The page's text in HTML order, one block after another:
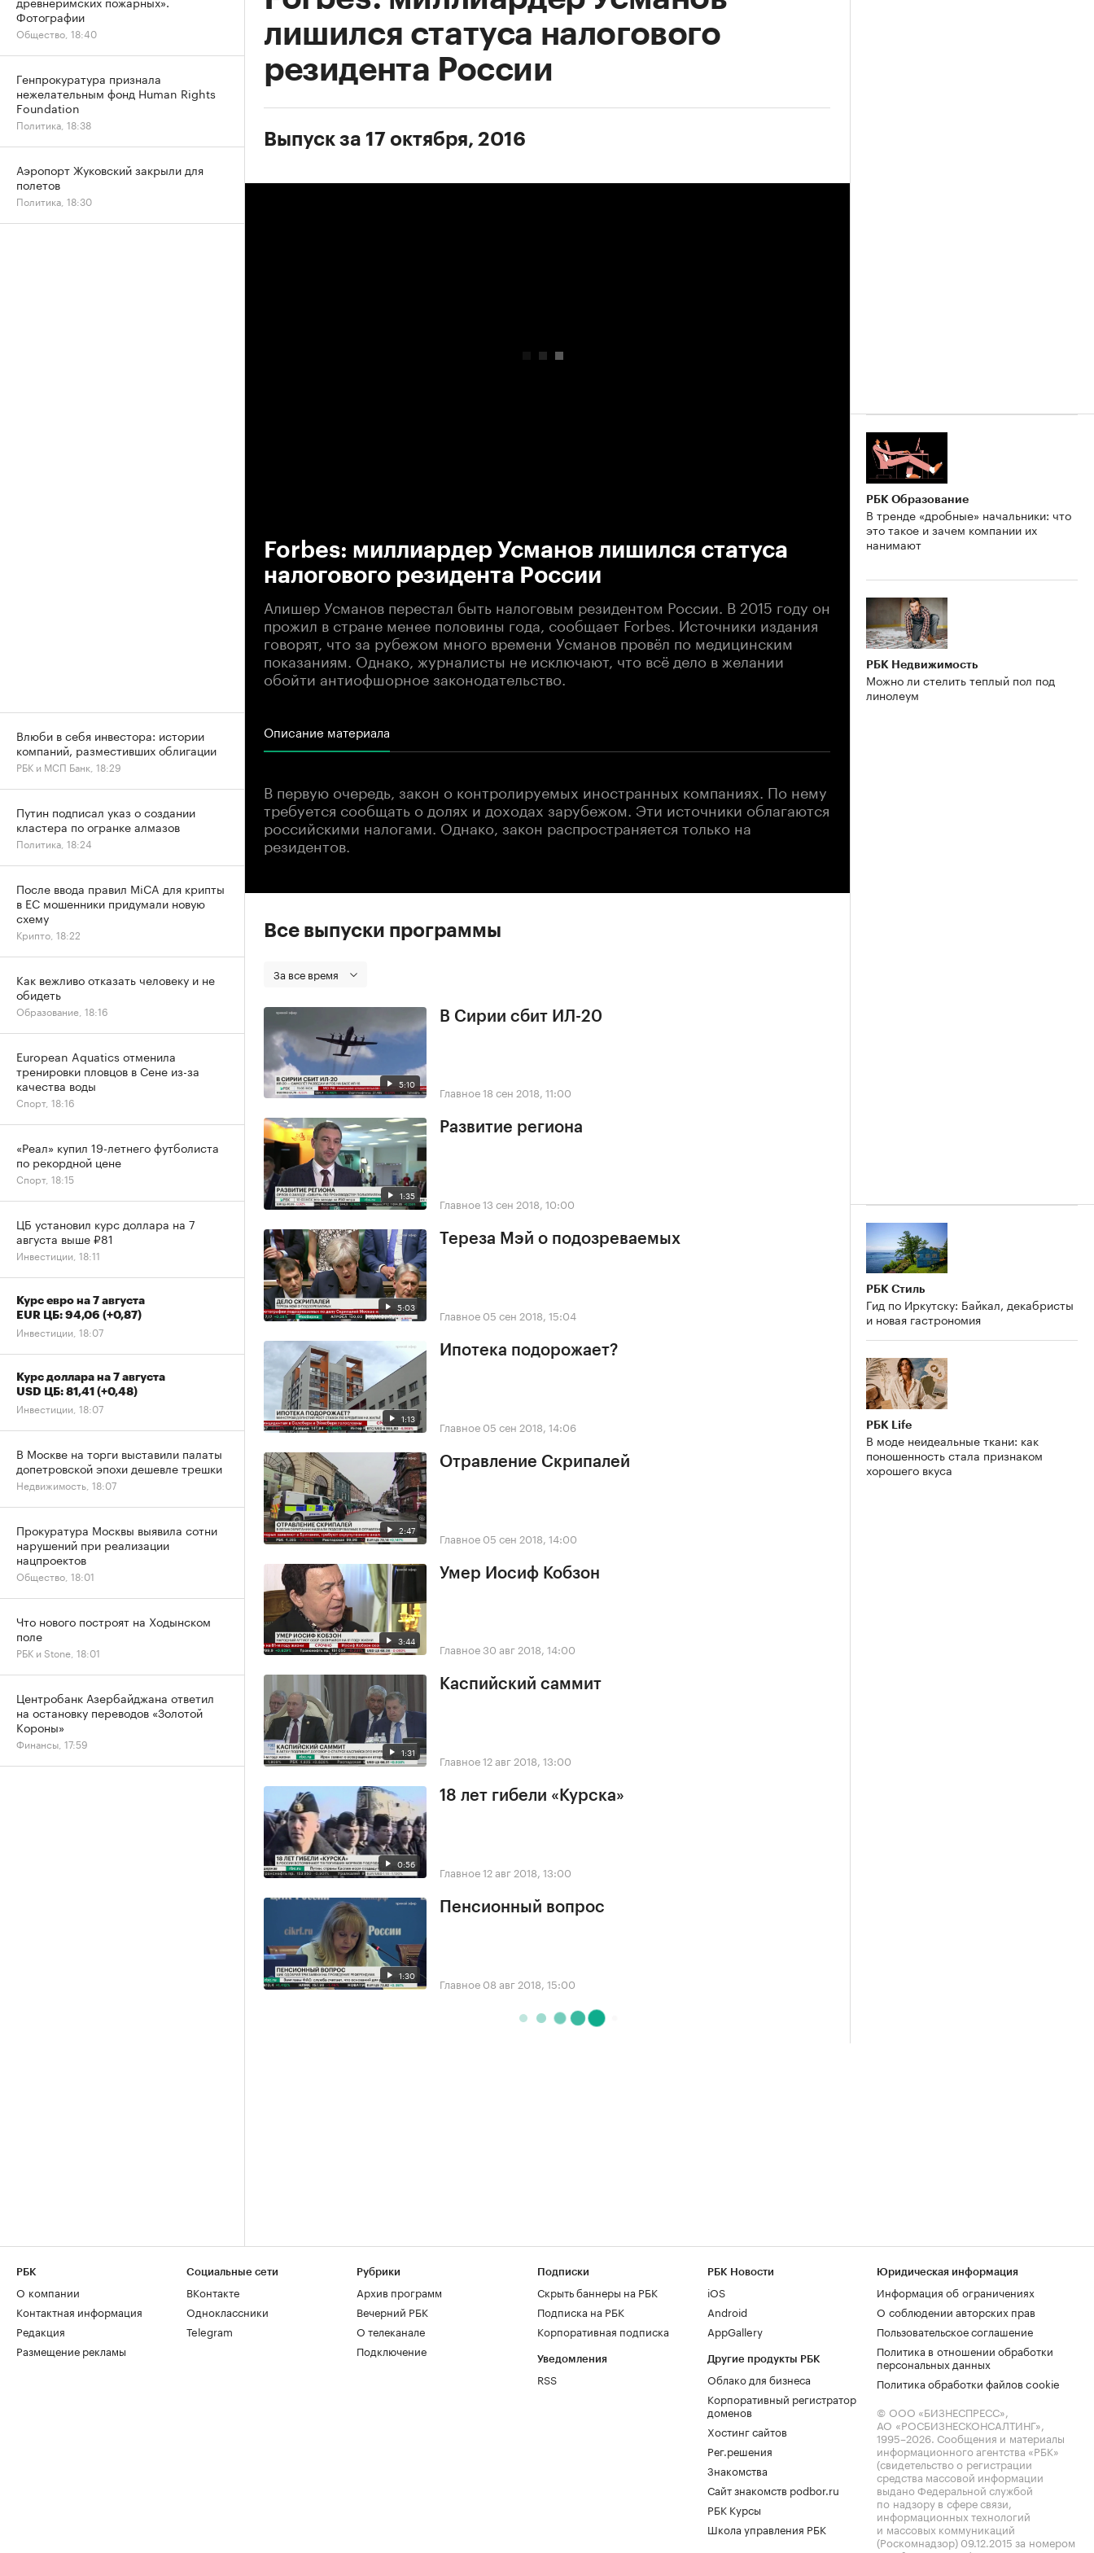
лишился статуса налогового
резидента России
Выпуск за 17 октября, 2016
Forbes: миллиардер Усманов лишился статуса
налогового резидента России
Алишер Усманов перестал быть налоговым резидентом России. В 2015 году он
прожил в стране менее половины года, сообщает Forbes. Источники издания
говорят, что за рубежом много времени Усманов провёл по медицинским
показаниям. Однако, журналисты не исключают, что всё дело в желании
обойти антиофшорное законодательство.
Описание материала
В первую очередь, закон о контролируемых иностранных компаниях. По нему
требуется сообщать о долях и доходах зарубежом. Эти источники облагаются
российскими налогами. Однако, закон распространяется только на
резидентов.
Все выпуски программы
За все время
5:10
В Сирии сбит ИЛ-20
Главное18 сен 2018, 11:00
1:35
Развитие региона
Главное13 сен 2018, 10:00
5:03
Тереза Мэй о подозреваемых
Главное 05 сен 2018, 15:04
1:13
Ипотека подорожает?
Главное 05 сен 2018, 14:06
2:47
Отравление Скрипалей
Главное 05 сен 2018, 14:00
3:44
Умер Иосиф Кобзон
Главное30 авг 2018, 14:00
1:31
Каспийский саммит
Главное12 авг 2018, 13:00
0:56
18 лет гибели «Курска»
Главное12 авг 2018, 13:00
1:30
Пенсионный вопрос
Главное 08 авг 2018, 15:00
РБК Образование
В тренде «дробные» начальники: что
это такое и зачем компании их
нанимают
РБК Недвижимость
Можно ли стелить теплый пол под
линолеум
РБК Стиль
Гид по Иркутску: Байкал, декабристы
и новая гастрономия
РБК Life
В моде неидеальные ткани: как
поношенность стала признаком
хорошего вкуса
Фотографии
Общество, 18:40
Генпрокуратура признала
нежелательным фонд Human Rights
Foundation
Политика, 18:38
Аэропорт Жуковский закрыли для
полетов
Политика, 18:30
Влюби в себя инвестора: истории
компаний, разместивших облигации
РБК и МСП Банк, 18:29
Путин подписал указ о создании
кластера по огранке алмазов
Политика, 18:24
После ввода правил MiCA для крипты
в ЕС мошенники придумали новую
схему
Крипто, 18:22
Как вежливо отказать человеку и не
обидеть
Образование, 18:16
European Aquatics отменила
тренировки пловцов в Сене из-за
качества воды
Спорт, 18:16
«Реал» купил 19-летнего футболиста
по рекордной цене
Спорт, 18:15
ЦБ установил курс доллара на 7
августа выше ₽81
Инвестиции, 18:11
Курс евро на 7 августа
EUR ЦБ: 94,06 (+0,87)
Инвестиции, 18:07
Курс доллара на 7 августа
USD ЦБ: 81,41 (+0,48)
Инвестиции, 18:07
В Москве на торги выставили палаты
допетровской эпохи дешевле трешки
Недвижимость, 18:07
Прокуратура Москвы выявила сотни
нарушений при реализации
нацпроектов
Общество, 18:01
Что нового построят на Ходынском
поле
РБК и Stone, 18:01
Центробанк Азербайджана ответил
на остановку переводов «Золотой
Короны»
Финансы, 17:59
РБК
О компании
Контактная информация
Редакция
Размещение рекламы
Социальные сети
ВКонтакте
Одноклассники
Telegram
Рубрики
Архив программ
Вечерний РБК
О телеканале
Подключение
Подписки
Скрыть баннеры на РБК
Подписка на РБК
Корпоративная подписка
Уведомления
RSS
РБК Новости
iOS
Android
AppGallery
Другие продукты РБК
Облако для бизнеса
Корпоративный регистратор
доменов
Хостинг сайтов
Рег.решения
Знакомства
Сайт знакомств podbor.ru
РБК Курсы
Школа управления РБК
Юридическая информация
Информация об ограничениях
О соблюдении авторских прав
Пользовательское соглашение
Политика в отношении обработки
персональных данных
Политика обработки файлов cookie
© ООО «БИЗНЕСПРЕСС»,
АО «РОСБИЗНЕСКОНСАЛТИНГ»,
1995–2026. Сообщения и материалы
информационного агентства «РБК»
(свидетельство о регистрации
средства массовой информации
выдано Федеральной службой
по надзору в сфере связи,
информационных технологий
и массовых коммуникаций
(Роскомнадзор) 09.12.2015 за номером